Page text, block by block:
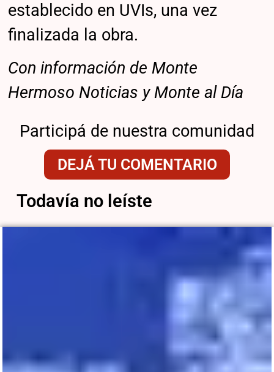
establecido en UVIs, una vez
finalizada la obra.
Con información de Monte
Hermoso Noticias y Monte al Día
Participá de nuestra comunidad
DEJÁ TU COMENTARIO
Todavía no leíste